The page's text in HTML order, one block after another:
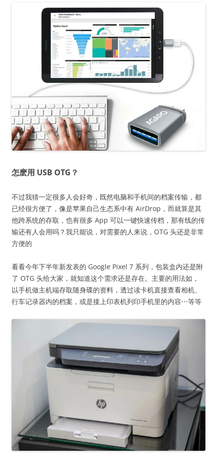
怎麽用 USB OTG？
不过我猜一定很多人会好奇，既然电脑和手机间的档案传输，都
已经很方便了，像是苹果自己生态系中有 AirDrop，而就算是其
他跨系统的存取，也有很多 App 可以一键快速传档，那有线的传
输还有人会用吗？我只能说，对需要的人来说，OTG 头还是非常
方便的
看看今年下半年新发表的 Google Pixel 7 系列，包装盒内还是附
了 OTG 头给大家，就知道这个需求还是存在。主要的用法如，
以手机做主机端存取随身碟的资料，透过读卡机直接查看相机、
行车记录器内的档案，或是接上印表机列印手机里的内容⋯等等